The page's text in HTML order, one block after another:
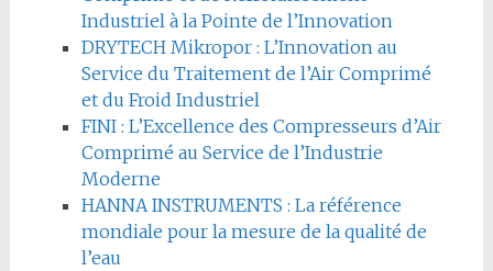
Industriel à la Pointe de l’Innovation
DRYTECH Mikropor : L’Innovation au
Service du Traitement de l’Air Comprimé
et du Froid Industriel
FINI : L’Excellence des Compresseurs d’Air
Comprimé au Service de l’Industrie
Moderne
HANNA INSTRUMENTS : La référence
mondiale pour la mesure de la qualité de
l’eau